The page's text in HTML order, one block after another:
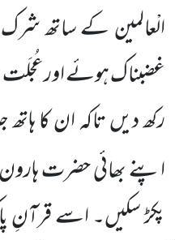
الْعالمینکے ساتھ شرک
غضبناک ہوئے اور عُجلَت
رکھ دیں تاکہ ان کا
اپنے بھائی حضرت
پکڑ سکیں۔ اسے قرآنِ